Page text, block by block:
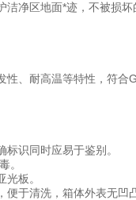
净区地面*迹，不被损坏
、耐高温等特性，符合
识同时应易于鉴别。
。
板。
于清洗，箱体外表无凹